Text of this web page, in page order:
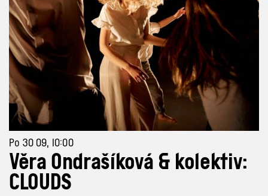
Po 30 09, 10:00
Věra Ondrašíková & kolektiv:
CLOUDS